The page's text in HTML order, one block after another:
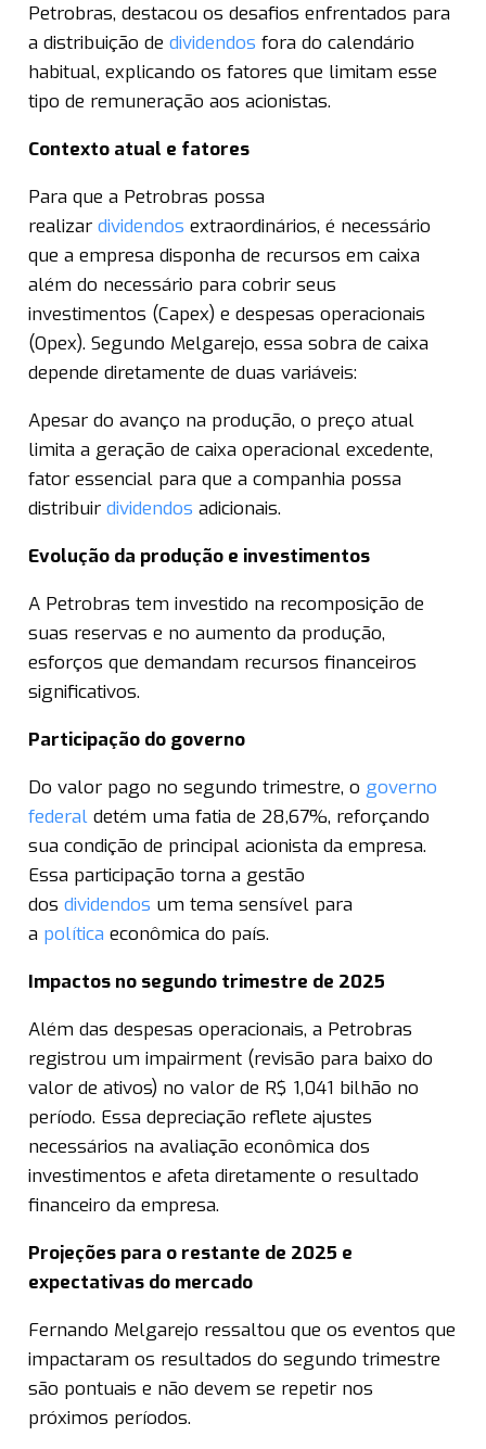
Petrobras, destacou os desafios enfrentados para
a distribuição de dividendos fora do calendário
habitual, explicando os fatores que limitam esse
tipo de remuneração aos acionistas.
Contexto atual e fatores
Para que a Petrobras possa
realizar dividendos extraordinários, é necessário
que a empresa disponha de recursos em caixa
além do necessário para cobrir seus
investimentos (Capex) e despesas operacionais
(Opex). Segundo Melgarejo, essa sobra de caixa
depende diretamente de duas variáveis:
Apesar do avanço na produção, o preço atual
limita a geração de caixa operacional excedente,
fator essencial para que a companhia possa
distribuir dividendos adicionais.
Evolução da produção e investimentos
A Petrobras tem investido na recomposição de
suas reservas e no aumento da produção,
esforços que demandam recursos financeiros
significativos.
Participação do governo
Do valor pago no segundo trimestre, o governo
federal detém uma fatia de 28,67%, reforçando
sua condição de principal acionista da empresa.
Essa participação torna a gestão
dos dividendos um tema sensível para
a política econômica do país.
Impactos no segundo trimestre de 2025
Além das despesas operacionais, a Petrobras
registrou um impairment (revisão para baixo do
valor de ativos) no valor de R$ 1,041 bilhão no
período. Essa depreciação reflete ajustes
necessários na avaliação econômica dos
investimentos e afeta diretamente o resultado
financeiro da empresa.
Projeções para o restante de 2025 e
expectativas do mercado
Fernando Melgarejo ressaltou que os eventos que
impactaram os resultados do segundo trimestre
são pontuais e não devem se repetir nos
próximos períodos.